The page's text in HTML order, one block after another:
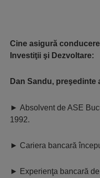
Cine asigură
Investiţii şi Dezvoltare:
Dan Sandu, preşedinte
► Absolvent de ASE
1992.
► Cariera bancară
►
Experienţa bancară